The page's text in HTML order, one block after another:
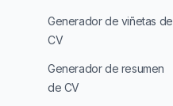
Generador de viñetas de
CV
Generador de resumen
de CV